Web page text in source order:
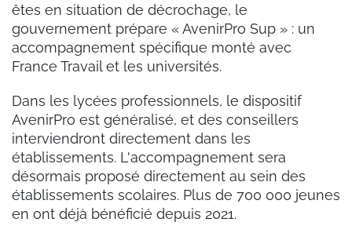
êtes en situation de décrochage, le
gouvernement prépare « AvenirPro Sup » : un
accompagnement spécifique monté avec
France Travail et les universités.
Dans les lycées professionnels, le dispositif
AvenirPro est généralisé, et des conseillers
interviendront directement dans les
établissements. L'accompagnement sera
désormais proposé directement au sein des
établissements scolaires. Plus de 700 000 jeunes
en ont déjà bénéficié depuis 2021.